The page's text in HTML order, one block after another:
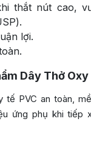
thắt nút cao,
lợi.
Dây Thở
tế PVC an toàn,
ứng phụ khi tiếp